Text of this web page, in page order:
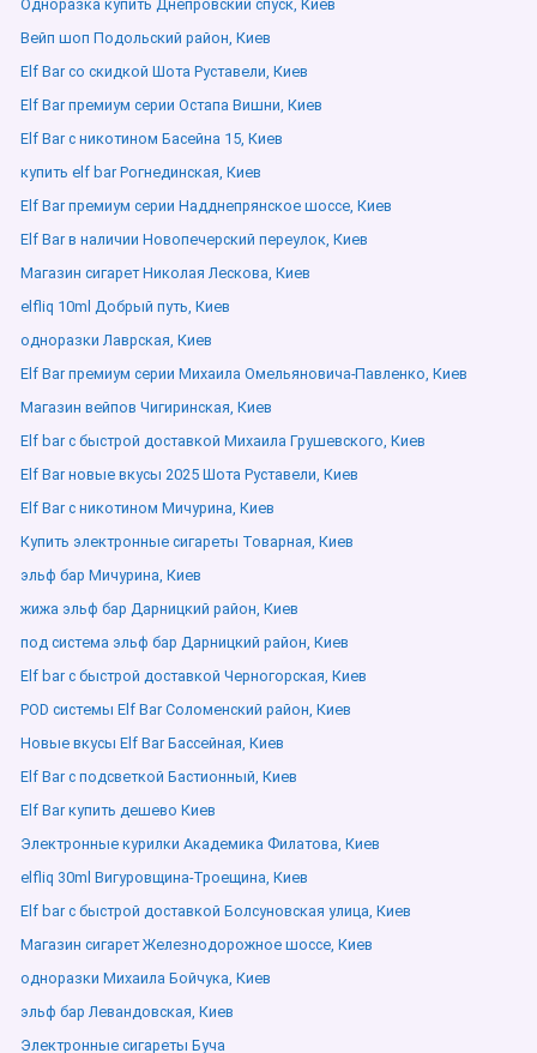
Одноразка купить Днепровский спуск, Киев
Вейп шоп Подольский район, Киев
Elf Bar со скидкой Шота Руставели, Киев
Elf Bar премиум серии Остапа Вишни, Киев
Elf Bar с никотином Басейна 15, Киев
купить elf bar Рогнединская, Киев
Elf Bar премиум серии Надднепрянское шоссе, Киев
Elf Bar в наличии Новопечерский переулок, Киев
Магазин сигарет Николая Лескова, Киев
elfliq 10ml Добрый путь, Киев
одноразки Лаврская, Киев
Elf Bar премиум серии Михаила Омельяновича-Павленко, Киев
Магазин вейпов Чигиринская, Киев
Elf bar с быстрой доставкой Михаила Грушевского, Киев
Elf Bar новые вкусы 2025 Шота Руставели, Киев
Elf Bar с никотином Мичурина, Киев
Купить электронные сигареты Товарная, Киев
эльф бар Мичурина, Киев
жижа эльф бар Дарницкий район, Киев
под система эльф бар Дарницкий район, Киев
Elf bar с быстрой доставкой Черногорская, Киев
POD системы Elf Bar Соломенский район, Киев
Новые вкусы Elf Bar Бассейная, Киев
Elf Bar с подсветкой Бастионный, Киев
Elf Bar купить дешево Киев
Электронные курилки Академика Филатова, Киев
elfliq 30ml Вигуровщина-Троещина, Киев
Elf bar с быстрой доставкой Болсуновская улица, Киев
Магазин сигарет Железнодорожное шоссе, Киев
одноразки Михаила Бойчука, Киев
эльф бар Левандовская, Киев
Электронные сигареты Буча